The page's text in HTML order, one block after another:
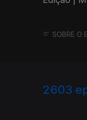
SOBRE O
2603